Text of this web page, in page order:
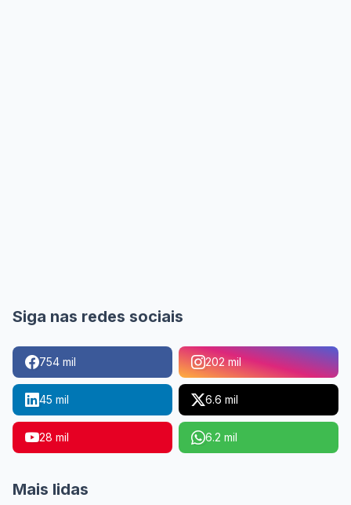
Siga nas redes sociais
754 mil 202 mil
45 mil 6.6 mil
28 mil 6.2 mil
Mais lidas